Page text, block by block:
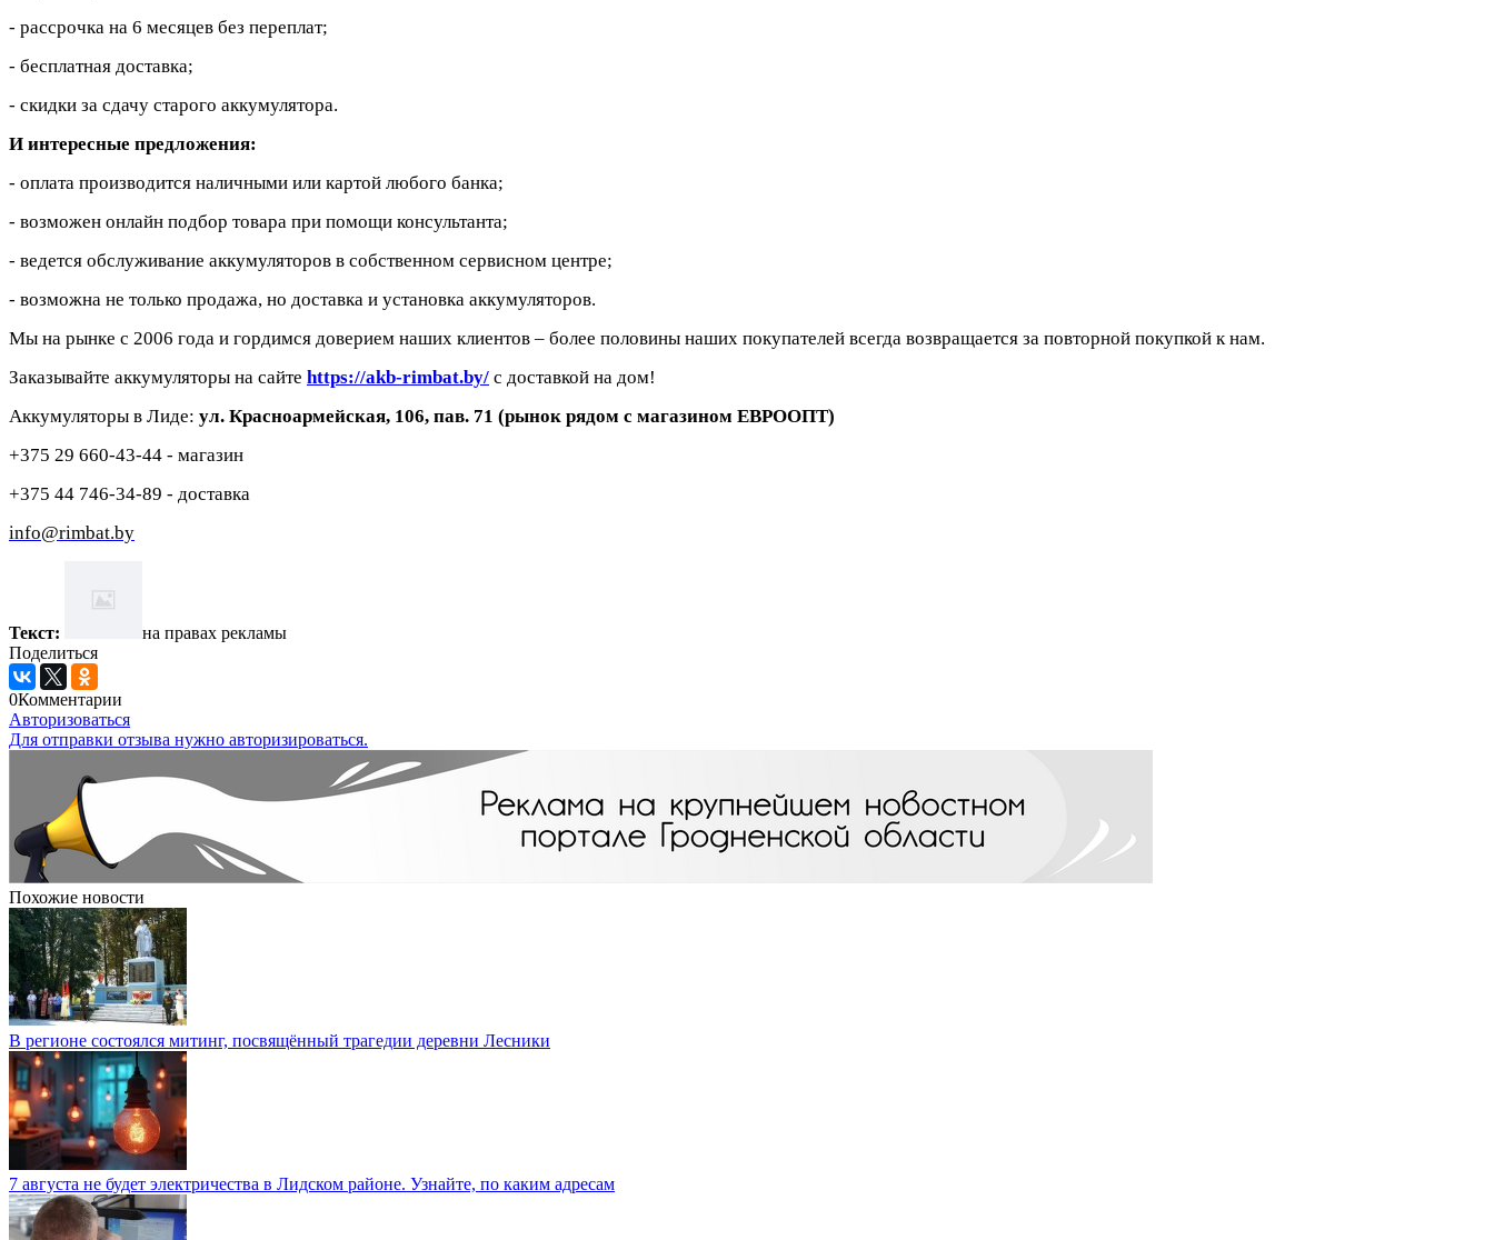
- рассрочка на 6 месяцев без переплат;
- бесплатная доставка;
- скидки за сдачу старого аккумулятора.
И интересные предложения:
- оплата производится наличными или картой любого банка;
- возможен онлайн подбор товара при помощи консультанта;
- ведется обслуживание аккумуляторов в собственном сервисном центре;
- возможна не только продажа, но доставка и установка аккумуляторов.
Мы на рынке с 2006 года и гордимся доверием наших клиентов – более половины наших покупателей всегда возвращается за повторной покупкой к нам.
Заказывайте аккумуляторы на сайте https://akb-rimbat.by/ с доставкой на дом!
Аккумуляторы в Лиде: ул. Красноармейская, 106, пав. 71 (рынок рядом с магазином ЕВРООПТ)
+375 29 660-43-44 - магазин
+375 44 746-34-89 - доставка
info@rimbat.by
Текст:
на правах рекламы
Поделиться
0Комментарии
Авторизоваться
Для отправки отзыва нужно авторизироваться.
Похожие новости
В регионе состоялся митинг, посвящённый трагедии деревни Лесники
7 августа не будет электричества в Лидском районе. Узнайте, по каким адресам